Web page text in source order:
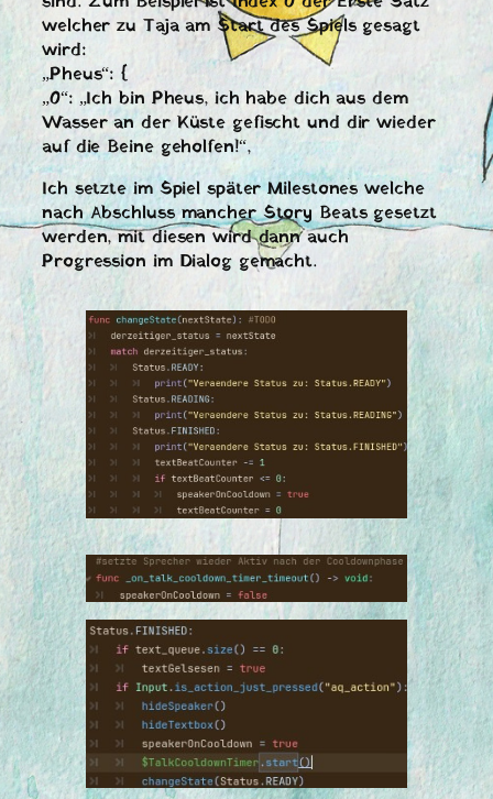
welcher zu Taja am Start des Spiels gesagt
wird:
„Pheus“: {
„0“: „Ich bin Pheus, ich habe dich aus dem
Wasser an der Küste gefischt und dir wieder
auf die Beine geholfen!“,
Ich setzte im Spiel später Milestones welche
nach Abschluss mancher Story Beats gesetzt
werden, mit diesen wird dann auch
Progression im Dialog gemacht.